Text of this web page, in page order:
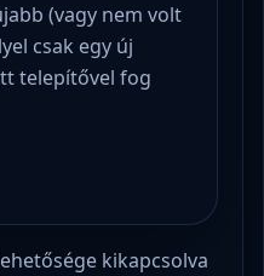
(vagy nem volt
csak egy új
telepítővel fog
kikapcsolva